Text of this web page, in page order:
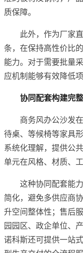
质保障。
此外，作为厂家
条，在保持高性价比
能力。对于需要批量
应机制能够有效降低
协同配套构建完
商务风办公沙发
待桌、等候椅等家具
系统化理解，提供公
单元在风格、材质、
这种协同配套能
简化，避免多供应商
升空间整体性；售后
园园区、政企单位、
诺科斯还可提供一站